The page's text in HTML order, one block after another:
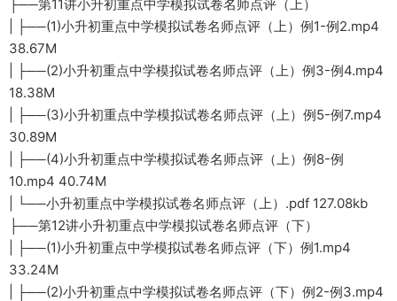
├──第11讲小升初重点中学模拟试卷名师点评（上）
| ├──(1)小升初重点中学模拟试卷名师点评（上）例1-例2.mp4
38.67M
| ├──(2)小升初重点中学模拟试卷名师点评（上）例3-例4.mp4
18.38M
| ├──(3)小升初重点中学模拟试卷名师点评（上）例5-例7.mp4
30.89M
| ├──(4)小升初重点中学模拟试卷名师点评（上）例8-例
10.mp4 40.74M
| └──小升初重点中学模拟试卷名师点评（上）.pdf 127.08kb
├──第12讲小升初重点中学模拟试卷名师点评（下）
| ├──(1)小升初重点中学模拟试卷名师点评（下）例1.mp4
33.24M
| ├──(2)小升初重点中学模拟试卷名师点评（下）例2-例3.mp4